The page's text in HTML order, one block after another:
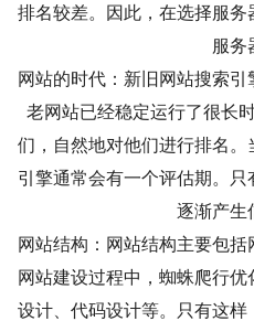
排名较差。因此，在选择服
服务
网站的时代：新旧网站搜索
老网站已经稳定运行了很长
们，自然地对他们进行排名
引擎通常会有一个评估期。
逐渐产生
网站结构：网站结构主要包
网站建设过程中，蜘蛛爬行
设计、代码设计等。只有这